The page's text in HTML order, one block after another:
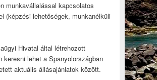
munkavállalással kapcsolatos
(képzési lehetőségek, munkanélküli
Hivatal által létrehozott
keresni lehet a Spanyolországban
aktuális állásajánlatok között.